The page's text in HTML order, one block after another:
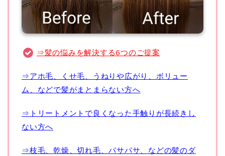
⇒髪の悩みを解決する6つのご提案
⇒アホ毛、くせ毛、うねりや広がり、ボリュー
ム、などで髪がまとまらない方へ
⇒トリートメントで良くなった手触りが長続きし
ない方へ
⇒枝毛、乾燥、切れ毛、パサパサ、などの髪のダ